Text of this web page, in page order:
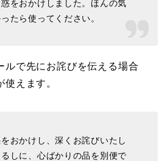
をおかけしました。ほんの気
たら使ってください。
ルで先にお詫びを伝える場合
えます。
おかけし、深くお詫びいたし
しに、心ばかりの品を別便で